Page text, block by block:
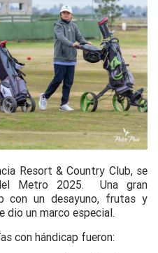
Resort & Country Club, se
Metro 2025. Una gran
con un desayuno, frutas y
dio un marco especial.
con hándicap fueron: